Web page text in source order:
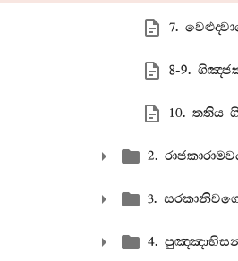
7.
8-9.
10. තතිය
2.
3.
4.